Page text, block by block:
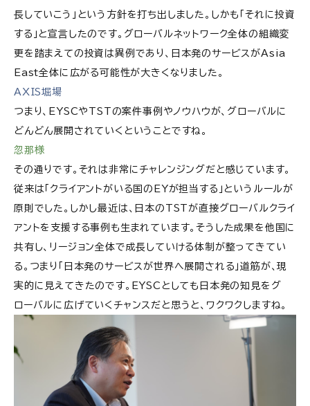
長していこう」という方針を打ち出しました。しかも「それに投資
する」と宣言したのです。グローバルネットワーク全体の組織変
更を踏まえての投資は異例であり、日本発のサービスがAsia
East全体に広がる可能性が大きくなりました。
AXIS堀場
つまり、EYSCやTSTの案件事例やノウハウが、グローバルに
どんどん展開されていくということですね。
忽那様
その通りです。それは非常にチャレンジングだと感じています。
従来は「クライアントがいる国のEYが担当する」というルールが
原則でした。しかし最近は、日本のTSTが直接グローバルクライ
アントを支援する事例も生まれています。そうした成果を他国に
共有し、リージョン全体で成長していける体制が整ってきてい
る。つまり「日本発のサービスが世界へ展開される」道筋が、現
実的に見えてきたのです。EYSCとしても日本発の知見をグ
ローバルに広げていくチャンスだと思うと、ワクワクしますね。